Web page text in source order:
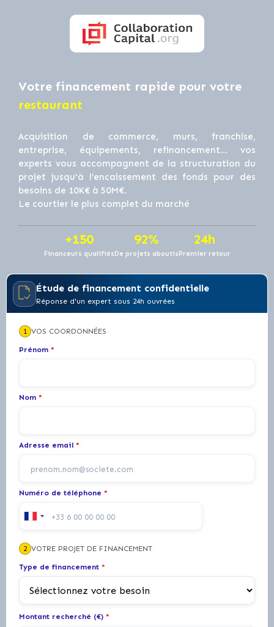
Votre financement rapide pour votre
restaurant
Acquisition de commerce, murs, franchise,
entreprise, équipements, refinancement… vos
experts vous accompagnent de la structuration du
projet jusqu'à l’encaissement des fonds pour des
besoins de 10K€ à 50M€.
Le courtier le plus complet du marché
+150
Financeurs qualifiés
92%
De projets aboutis
24h
Premier retour
Étude de financement confidentielle
Réponse d'un expert sous 24h ouvrées
1 VOS COORDONNÉES
Prénom *
Nom *
Adresse email *
Numéro de téléphone *
2 VOTRE PROJET DE FINANCEMENT
Type de financement *
Montant recherché (€) *